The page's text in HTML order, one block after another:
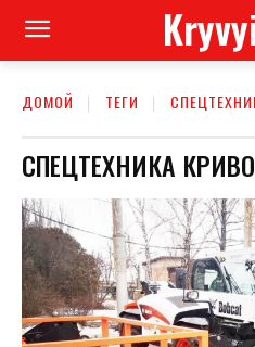
ДОМОЙ ТЕГИ
СПЕЦТЕХНИКА